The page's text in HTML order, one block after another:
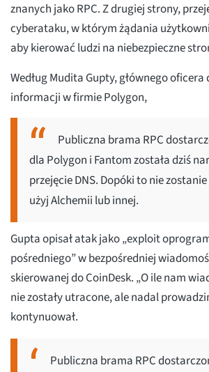
znanych jako RPC. Z drugiej strony,
cyberataku, w którym żądania
aby kierować ludzi na niebezpieczne
Według Mudita Gupty, głównego
informacji w firmie Polygon,
Publiczna brama RPC
dla Polygon i Fantom została dziś
przejęcie DNS. Dopóki to nie
użyj Alchemii lub innej.
Gupta opisał atak jako „exploit
pośredniego” w bezpośredniej
skierowanej do CoinDesk. „O ile nam
nie zostały utracone, ale nadal
kontynuował.
Publiczna brama RPC